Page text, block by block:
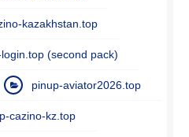
kazakhstan.top
(second pack)
pinup-aviator2026.top
cazino-kz.top